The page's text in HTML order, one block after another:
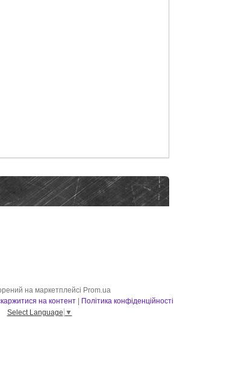
на маркетплейсі Prom.ua
на контент
Політика конфіденційності
Select Language ▼